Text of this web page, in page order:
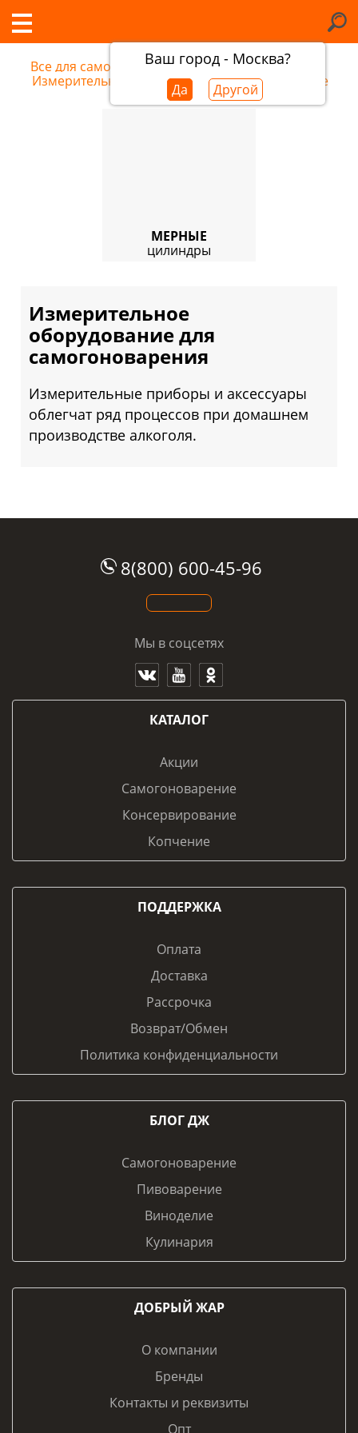
Ваш город - Москва?
Да Другой
Все для самогоноварения/
Измерительное оборудование в Калининграде
МЕРНЫЕ
цилиндры
Измерительное
оборудование для
самогоноварения
Измерительные приборы и аксессуары
облегчат ряд процессов при домашнем
производстве алкоголя.
8(800) 600-45-96
Мы в соцсетях
КАТАЛОГ
Акции
Самогоноварение
Консервирование
Копчение
ПОДДЕРЖКА
Оплата
Доставка
Рассрочка
Возврат/Обмен
Политика конфиденциальности
БЛОГ ДЖ
Самогоноварение
Пивоварение
Виноделие
Кулинария
ДОБРЫЙ ЖАР
О компании
Бренды
Контакты и реквизиты
Опт